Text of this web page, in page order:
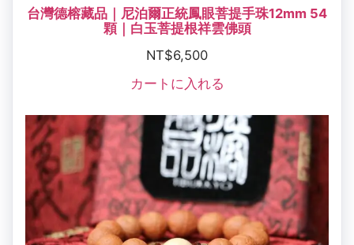
台灣德榕藏品｜尼泊爾正統鳳眼菩提手珠12mm 54
顆｜白玉菩提根祥雲佛頭
NT$6,500
カートに入れる